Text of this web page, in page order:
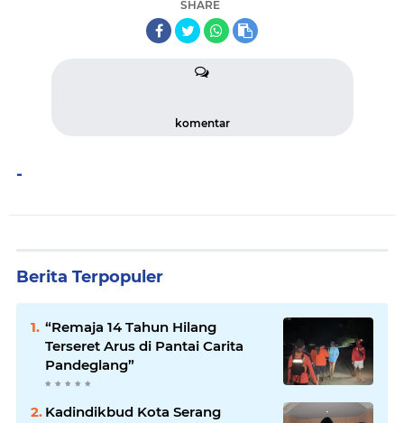
SHARE
komentar
-
Berita Terpopuler
“Remaja 14 Tahun Hilang
Terseret Arus di Pantai Carita
Pandeglang”
Kadindikbud Kota Serang